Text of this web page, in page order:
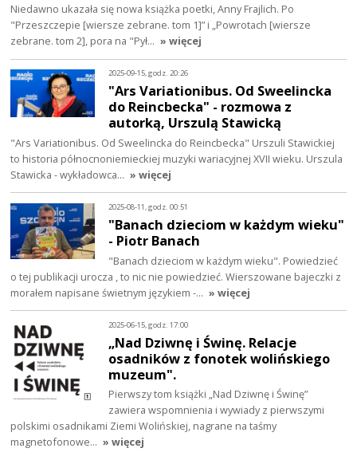
Niedawno ukazała się nowa książka poetki, Anny Frajlich. Po
"Przeszczepie [wiersze zebrane. tom 1]” i „Powrotach [wiersze
zebrane. tom 2], pora na "Pył… » więcej
2025-09-15, godz. 20:26
"Ars Variationibus. Od Sweelincka
do Reincbecka" - rozmowa z
autorką, Urszulą Stawicką
"Ars Variationibus. Od Sweelincka do Reincbecka" Urszuli Stawickiej
to historia północnoniemieckiej muzyki wariacyjnej XVII wieku. Urszula
Stawicka - wykładowca… » więcej
2025-08-11, godz. 00:51
"Banach dzieciom w każdym wieku"
- Piotr Banach
"Banach dzieciom w każdym wieku". Powiedzieć
o tej publikacji urocza , to nic nie powiedzieć. Wierszowane bajeczki z
morałem napisane świetnym językiem -… » więcej
2025-06-15, godz. 17:00
„Nad Dziwnę i Świnę. Relacje
osadników z fonotek wolińskiego
muzeum".
Pierwszy tom książki „Nad Dziwnę i Świnę”
zawiera wspomnienia i wywiady z pierwszymi
polskimi osadnikami Ziemi Wolińskiej, nagrane na taśmy
magnetofonowe… » więcej